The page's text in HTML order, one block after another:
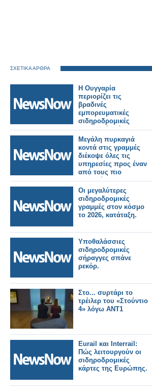
ΣΧΕΤΙΚΑ ΑΡΘΡΑ
Η Ουγγαρία
περιορίζει τις
βραδινές
εμπορευματικές
σιδηροδρομικές
μεταφορές λόγω
καύσωνα.
Μεγάλη πυρκαγιά
κοντά στις γραμμές
διέκοψε όλες τις
υπηρεσίες προς έναν
από τους πιο
πολυσύχναστους
σιδηροδρομικούς
σταθμούς του
Λονδίνου.
Οι μεγαλύτερες
σιδηροδρομικές
γραμμές στον κόσμο
το 2026, κατάταξη.
Υποθαλάσσιες
σιδηροδρομικές
σήραγγες σπάνε
ρεκόρ.
Στο... συρτάρι το
τρέιλερ του «Στούντιο
4» λόγω ΑΝΤ1
Eurail και Interrail:
Πώς λειτουργούν οι
σιδηροδρομικές
κάρτες της Ευρώπης.